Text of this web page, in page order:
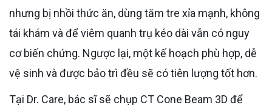
nhưng bị nhồi thức ăn, dùng tăm tre xỉa mạnh, không
tái khám và để viêm quanh trụ kéo dài vẫn có nguy
cơ biến chứng. Ngược lại, một kế hoạch phù hợp, dễ
vệ sinh và được bảo trì đều sẽ có tiên lượng tốt hơn.
Tại Dr. Care, bác sĩ sẽ chụp CT Cone Beam 3D để